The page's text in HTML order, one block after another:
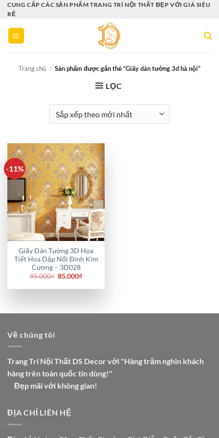
Bỏ
qua
nội
dung
CUNG CẤP CÁC SẢN PHẨM TRANG TRÍ NỘI THẤT ĐẸP VỚI GIÁ SIÊU
RẺ
Trang chủ / Sản phẩm được gắn thẻ “Giấy dán tường 3d hà nội”
LỌC
-11%
Giấy Dán Tường 3D Họa
Tiết Hoa Dập Nổi Đính Kim
Cương – 3D028
95.000₫ Giá
là:
85.000₫Giá
tại
Về chúng tôi
Trang Trí Nội Thất DS Decor với "Hàng trăm nghìn khách
hàng trên toàn quốc tin dùng!"
Đẹp mãi với không gian!
ĐỊA CHỈ LIÊN HỆ